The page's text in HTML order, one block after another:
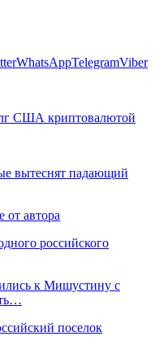
WhatsAppTelegramViber
США криптовалютой
вытеснят падающий
от автора
российского
к Мишустину с
поселок